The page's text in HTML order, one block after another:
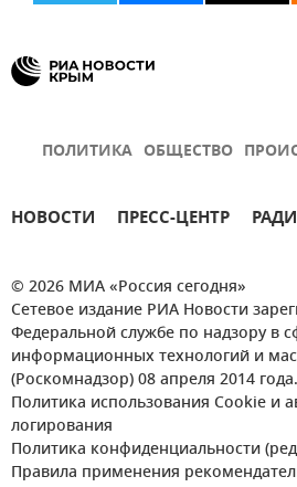
ПОЛИТИКА ОБЩЕСТВО
НОВОСТИ ПРЕСС-ЦЕНТР
© 2026 МИА «Россия сегодня»
Сетевое издание РИА Новости
Федеральной службе по надзору в
информационных технологий и
(Роскомнадзор) 08 апреля 2014 года.
Политика использования Cookie и
логирования
Политика конфиденциальности
Правила применения